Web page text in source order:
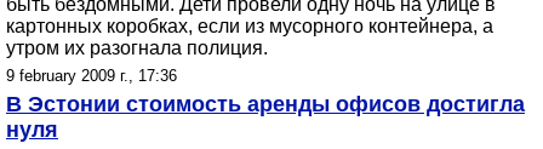
быть бездомными. Дети провели одну ночь на улице в
картонных коробках, если из мусорного контейнера, а
утром их разогнала полиция.
9 february 2009 г., 17:36
В Эстонии стоимость аренды офисов достигла
нуля